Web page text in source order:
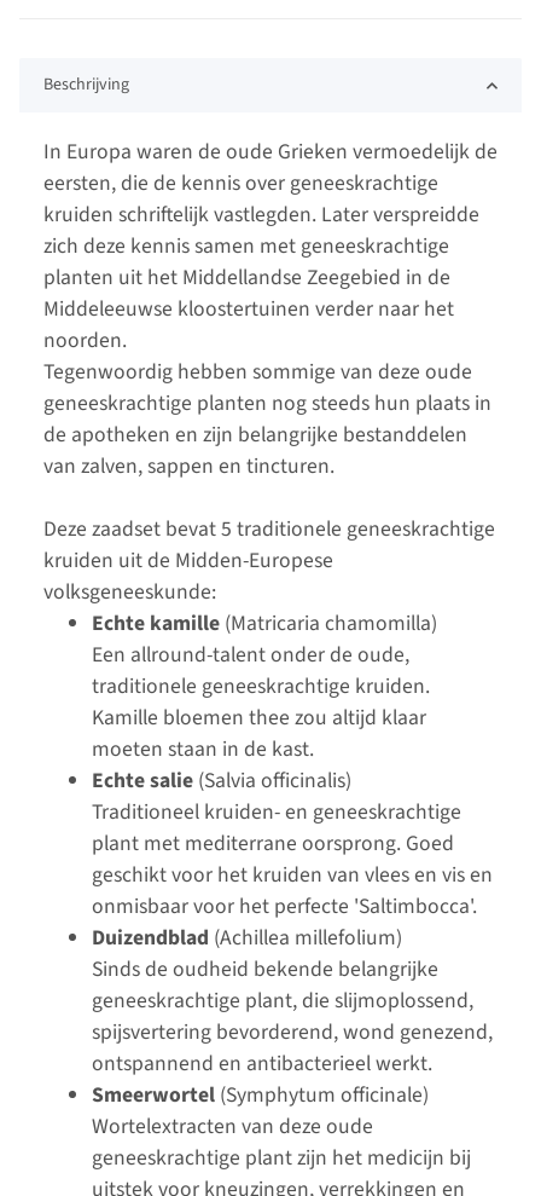
Beschrijving
In Europa waren de oude Grieken vermoedelijk de
eersten, die de kennis over geneeskrachtige
kruiden schriftelijk vastlegden. Later verspreidde
zich deze kennis samen met geneeskrachtige
planten uit het Middellandse Zeegebied in de
Middeleeuwse kloostertuinen verder naar het
noorden.
Tegenwoordig hebben sommige van deze oude
geneeskrachtige planten nog steeds hun plaats in
de apotheken en zijn belangrijke bestanddelen
van zalven, sappen en tincturen.
Deze zaadset bevat 5 traditionele geneeskrachtige
kruiden uit de Midden-Europese
volksgeneeskunde:
Echte kamille (Matricaria chamomilla)
Een allround-talent onder de oude,
traditionele geneeskrachtige kruiden.
Kamille bloemen thee zou altijd klaar
moeten staan in de kast.
Echte salie (Salvia officinalis)
Traditioneel kruiden- en geneeskrachtige
plant met mediterrane oorsprong. Goed
geschikt voor het kruiden van vlees en vis en
onmisbaar voor het perfecte 'Saltimbocca'.
Duizendblad (Achillea millefolium)
Sinds de oudheid bekende belangrijke
geneeskrachtige plant, die slijmoplossend,
spijsvertering bevorderend, wond genezend,
ontspannend en antibacterieel werkt.
Smeerwortel (Symphytum officinale)
Wortelextracten van deze oude
geneeskrachtige plant zijn het medicijn bij
uitstek voor kneuzingen, verrekkingen en